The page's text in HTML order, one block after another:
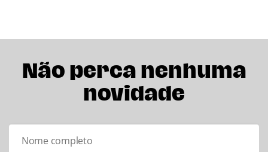
Não perca nenhuma
novidade